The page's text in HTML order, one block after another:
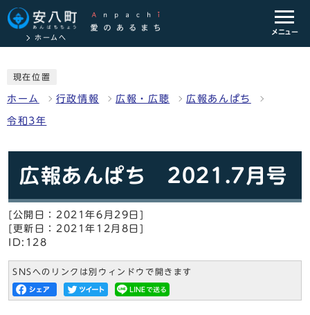
ホームへ
メニュー
現在位置
ホーム 行政情報 広報・広聴 広報あんぱち
令和3年
広報あんぱち 2021.7月号
[公開日：2021年6月29日]
[更新日：2021年12月8日]
ID:128
SNSへのリンクは別ウィンドウで開きます